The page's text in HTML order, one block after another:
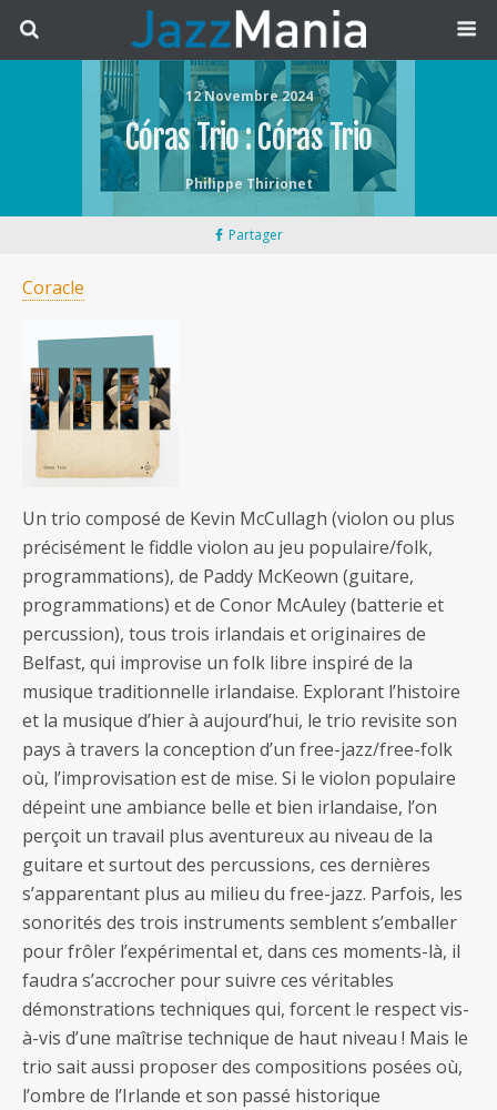
12 Novembre 2024
Córas Trio : Córas Trio
Philippe Thirionet
Partager
Coracle
Un trio composé de Kevin McCullagh (violon ou plus
précisément le fiddle violon au jeu populaire/folk,
programmations), de Paddy McKeown (guitare,
programmations) et de Conor McAuley (batterie et
percussion), tous trois irlandais et originaires de
Belfast, qui improvise un folk libre inspiré de la
musique traditionnelle irlandaise. Explorant l’histoire
et la musique d’hier à aujourd’hui, le trio revisite son
pays à travers la conception d’un free-jazz/free-folk
où, l’improvisation est de mise. Si le violon populaire
dépeint une ambiance belle et bien irlandaise, l’on
perçoit un travail plus aventureux au niveau de la
guitare et surtout des percussions, ces dernières
s’apparentant plus au milieu du free-jazz. Parfois, les
sonorités des trois instruments semblent s’emballer
pour frôler l’expérimental et, dans ces moments-là, il
faudra s’accrocher pour suivre ces véritables
démonstrations techniques qui, forcent le respect vis-
à-vis d’une maîtrise technique de haut niveau ! Mais le
trio sait aussi proposer des compositions posées où,
l’ombre de l’Irlande et son passé historique